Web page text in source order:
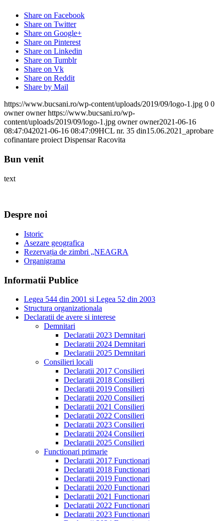
Share on Facebook
Share on Twitter
Share on Google+
Share on Pinterest
Share on Linkedin
Share on Tumblr
Share on Vk
Share on Reddit
Share by Mail
https://www.bucsani.ro/wp-content/uploads/2019/09/logo-1.jpg 0 0
owner owner https://www.bucsani.ro/wp-
content/uploads/2019/09/logo-1.jpg owner owner2021-06-16
08:47:042021-06-16 08:47:09HCL nr. 35 din15.06.2021_aprobare
cofinantare proiect Dispensar Racovita
Bun venit
text
Despre noi
Istoric
Asezare geografica
Rezervația de zimbri „NEAGRA
Organigrama
Informatii Publice
Legea 544 din 2001 si Legea 52 din 2003
Structura organizationala
Declaratii de avere si interese
Demnitari
Declaratii 2023 Demnitari
Declaratii 2024 Demnitari
Declaratii 2025 Demnitari
Consilieri locali
Declaratii 2017 Consilieri
Declaratii 2018 Consilieri
Declaratii 2019 Consilieri
Declaratii 2020 Consilieri
Declaratii 2021 Consilieri
Declaratii 2022 Consilieri
Declaratii 2023 Consilieri
Declaratii 2024 Consilieri
Declaratii 2025 Consilieri
Functionari primarie
Declaratii 2017 Functionari
Declaratii 2018 Functionari
Declaratii 2019 Functionari
Declaratii 2020 Functionari
Declaratii 2021 Functionari
Declaratii 2022 Functionari
Declaratii 2023 Functionari